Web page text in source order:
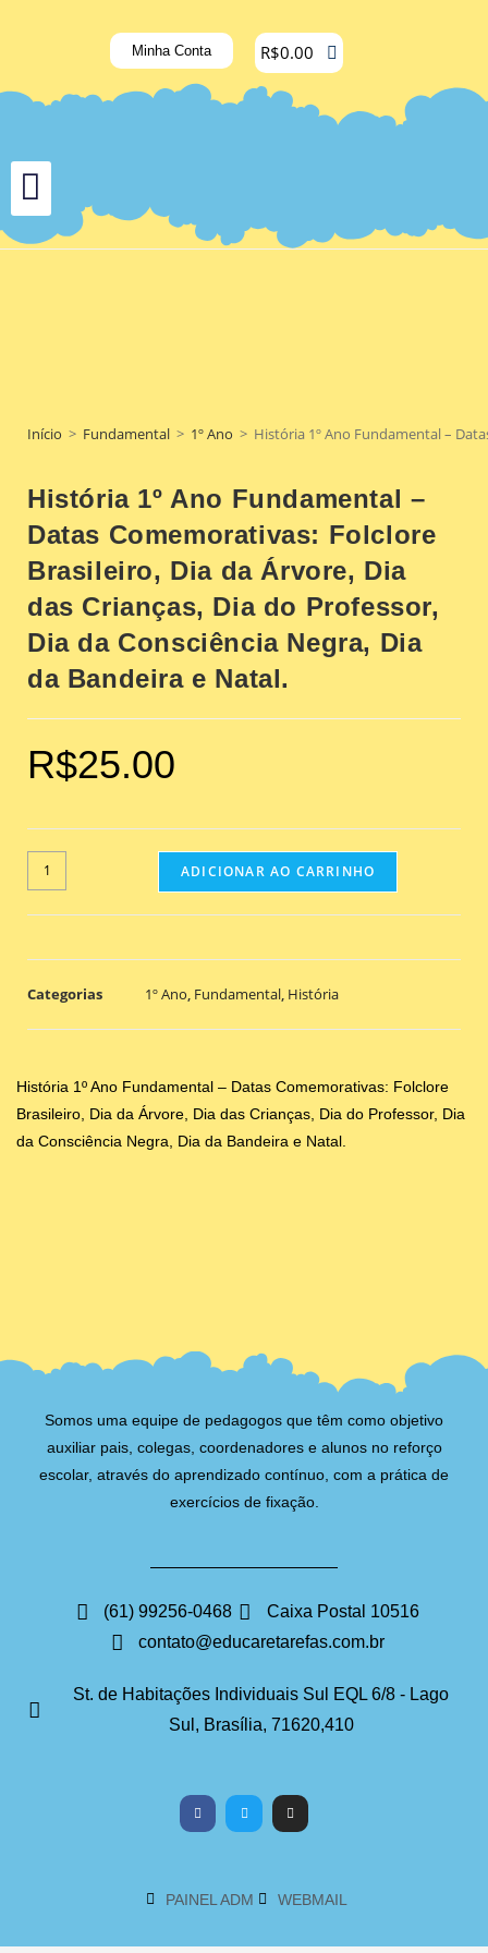
Minha Conta R$0.00
Início > Fundamental > 1º Ano > História 1º Ano Fundamental –
História 1º Ano Fundamental –
Datas Comemorativas: Folclore
Brasileiro, Dia da Árvore, Dia
das Crianças, Dia do Professor,
Dia da Consciência Negra, Dia
da Bandeira e Natal.
R$25.00
ADICIONAR AO CARRINHO
Categorias 1º Ano Fundamental História
História 1º Ano Fundamental – Datas Comemorativas: Folclore
Brasileiro, Dia da Árvore, Dia das Crianças, Dia do Professor, Dia
da Consciência Negra, Dia da Bandeira e Natal.
Somos uma equipe de pedagogos que têm como objetivo
auxiliar pais, colegas, coordenadores e alunos no reforço
escolar, através do aprendizado contínuo, com a prática de
exercícios de fixação.
(61) 99256-0468
Caixa Postal 10516
contato@educaretarefas.com.br
St. de Habitações Individuais Sul EQL 6/8 - Lago
Sul, Brasília, 71620,410
PAINEL ADM WEBMAIL